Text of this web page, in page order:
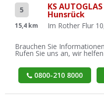
5
15,4 km
KS
Hunsrück
Im Rother Flur
Brauchen Sie
Rufen Sie uns an, wir
0800-210 8000